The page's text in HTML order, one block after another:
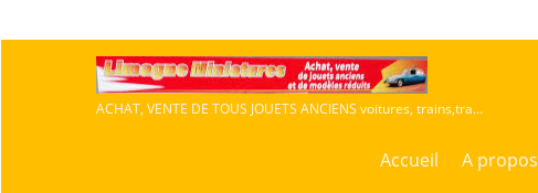
ACHAT, VENTE DE TOUS JOUETS ANCIENS voitures, trains,travaux publics,agricoles
Accueil A propos